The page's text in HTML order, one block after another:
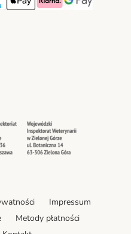
Method
Payment Method
Apple Pay Payment Method
Klarna Payment Method
Google Pay
Method
Method
Security
Impressum
Metody płatności